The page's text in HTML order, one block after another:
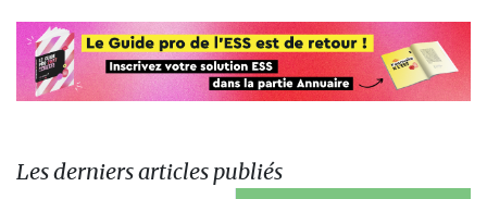
Les derniers articles publiés